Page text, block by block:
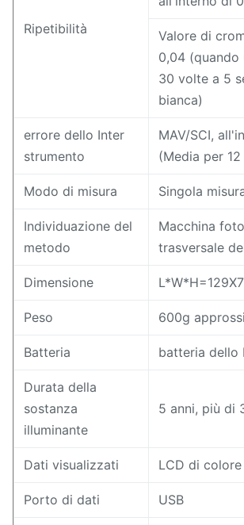
Ripetibilità
Valore di
0,04
30 volte a 5
bianca)
errore dello Inter
strumento
MAV/SCI,
(Media per
Modo di misura Singola
Individuazione del
metodo
Macchina
trasversale
Dimensione
Peso 600g
Batteria batteria dello
Durata della
sostanza
illuminante
5 anni, più di
Dati visualizzati LCD di
Porto di dati USB